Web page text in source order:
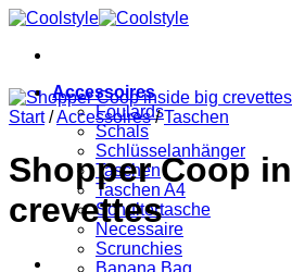
Zum
springen
Accessoires
Foulards
Schals
Schlüsselanhänger
Taschen
Taschen A4
Schultertasche
Necessaire
Scrunchies
Banana Bag
Start /Accessoires / Taschen
Shopper Coop
crevettes